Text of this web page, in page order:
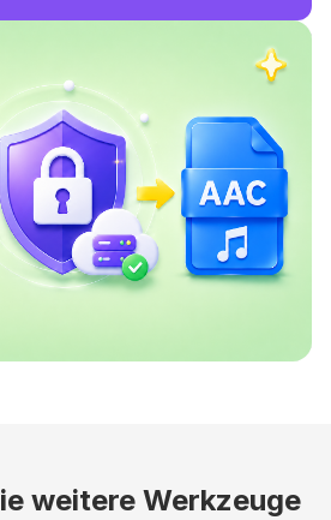
weitere Werkzeuge